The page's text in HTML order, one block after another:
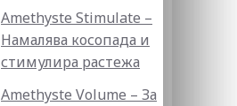
Amethyste Stimulate –
Намалява косопада и
стимулира растежа
Amethyste Volume – За